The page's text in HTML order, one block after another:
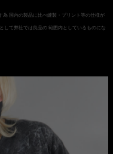
国内の製品に比べ縫製・プリント等の仕様が
して弊社では良品の 範囲内としているものにな